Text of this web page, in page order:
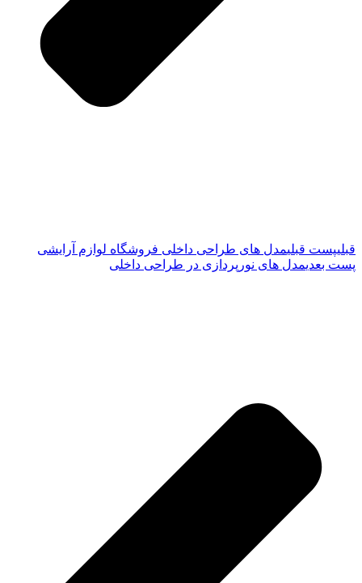
قبلیپست قبلیمدل های طراحی داخلی فروشگاه لوازم آرایشی
پست بعدیمدل های نورپردازی در طراحی داخلی